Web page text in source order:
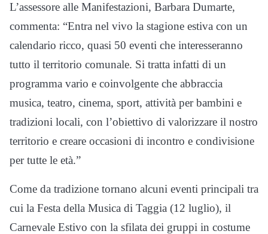
L’assessore alle Manifestazioni, Barbara Dumarte,
commenta: “Entra nel vivo la stagione estiva con un
calendario ricco, quasi 50 eventi che interesseranno
tutto il territorio comunale. Si tratta infatti di un
programma vario e coinvolgente che abbraccia
musica, teatro, cinema, sport, attività per bambini e
tradizioni locali, con l’obiettivo di valorizzare il nostro
territorio e creare occasioni di incontro e condivisione
per tutte le età.”
Come da tradizione tornano alcuni eventi principali tra
cui la Festa della Musica di Taggia (12 luglio), il
Carnevale Estivo con la sfilata dei gruppi in costume